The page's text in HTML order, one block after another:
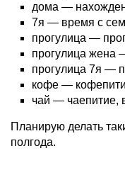
дома —
7я — время с
прогулица —
прогулица жена
прогулица 7я —
кофе —
чай — чаепитие,
Планирую делать
полгода.